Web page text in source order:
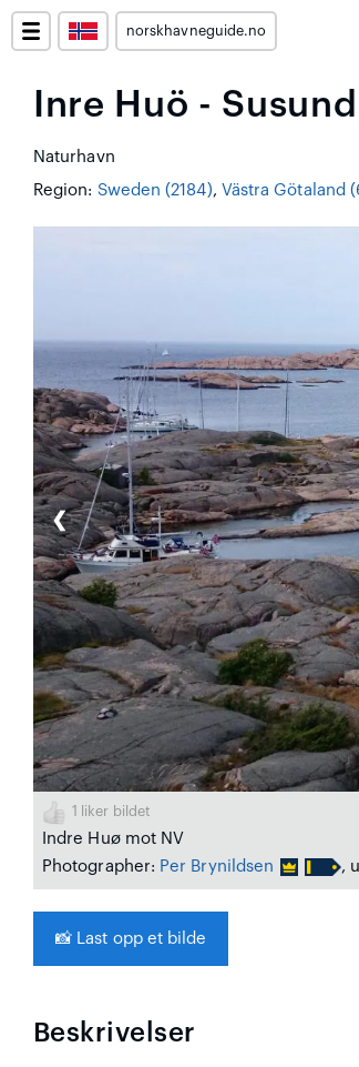
norskhavneguide.no
Inre Huö - Susund
Naturhavn
Region: Sweden (2184), Västra Götaland
❮
1 liker bildet
Indre Huø mot NV
Photographer: Per Brynildsen ,
📸 Last opp et bilde
Beskrivelser